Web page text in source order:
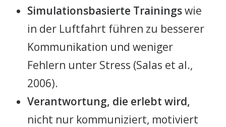
Simulationsbasierte Trainingswie
in der Luftfahrt führen zu besserer
Kommunikation und weniger
Fehlern unter Stress (Salas et al.,
2006).
Verantwortung, die erlebt wird,
nicht nur kommuniziert, motiviert